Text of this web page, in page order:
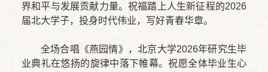
界和平与发展贡献力量。祝福踏上人生新征程的2026
届北大学子，投身时代伟业，写好青春华章。
全场合唱《燕园情》，北京大学2026年研究生毕
业典礼在悠扬的旋律中落下帷幕。祝愿全体毕业生心